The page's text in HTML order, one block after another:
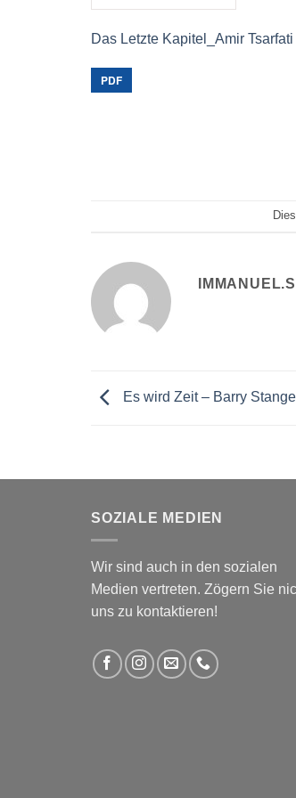
Das Letzte Kapitel_Amir Tsarfati
PDF
Es wird Zeit – Barry Stange
SOZIALE MEDIEN
Wir sind auch in den sozialen
Medien vertreten. Zögern Sie
uns zu kontaktieren!